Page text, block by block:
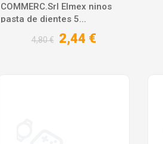
COMMERC.Srl Elmex ninos
pasta de dientes 5...
4,80 € 2,44 €